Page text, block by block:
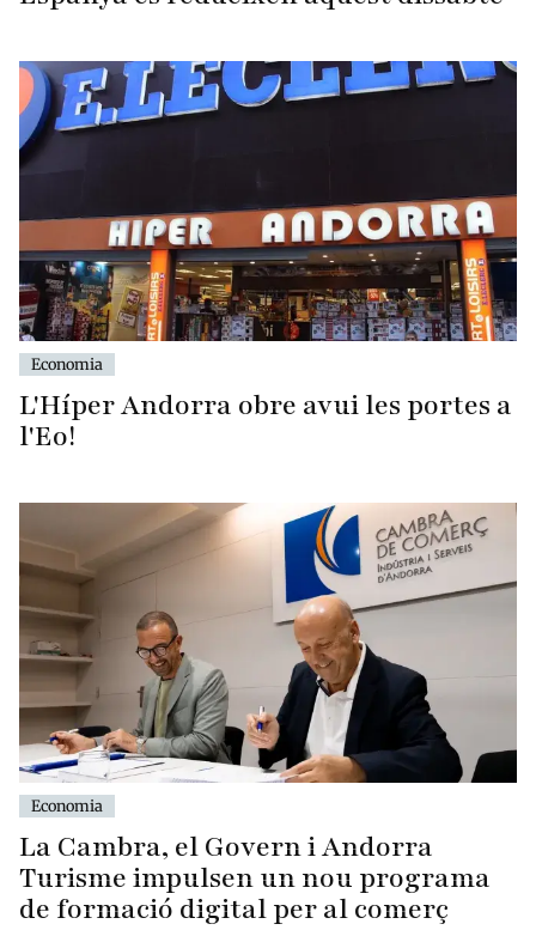
Economia
L'Híper Andorra obre avui les portes a
l'Eo!
Economia
La Cambra, el Govern i Andorra
Turisme impulsen un nou programa
de formació digital per al comerç